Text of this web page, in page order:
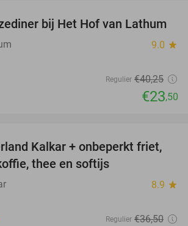
42%
bij Het Hof van Lathum
9.0 star
Regulier €40,25
€23,50
32%
Kalkar + onbeperkt friet,
thee en softijs
8.9 star
Regulier €36,50